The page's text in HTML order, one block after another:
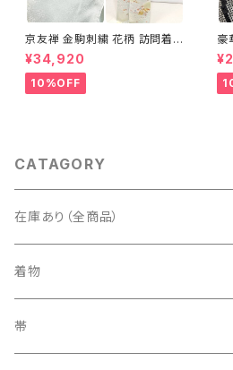
京友禅 金駒刺繍 花柄 訪問着
正絹 水色 黄緑 パステルカラー
アイスグリーン 1433
¥34,920
10%OFF
豪
着
グ
CATAGORY
在庫あり（全商品）
着物
訪問着・付下げ
帯